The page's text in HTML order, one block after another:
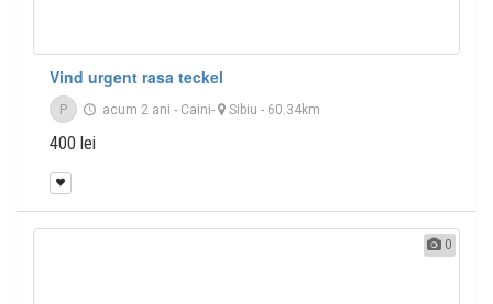
Vind urgent rasa teckel
P acum 2 ani - Caini- Sibiu - 60.34km
400 lei
0